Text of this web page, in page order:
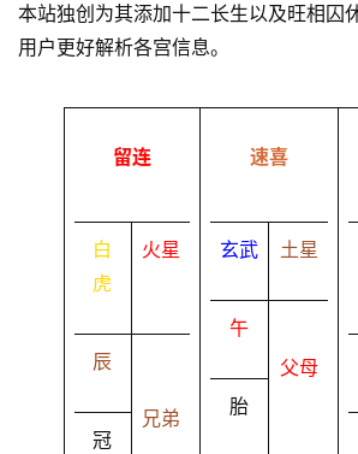
本站独创为其添加十二长生以及旺相囚
用户更好解析各宫信息。
留连
白
虎
火星
辰
冠
兄弟
速喜
玄武 土星
午
胎
父母